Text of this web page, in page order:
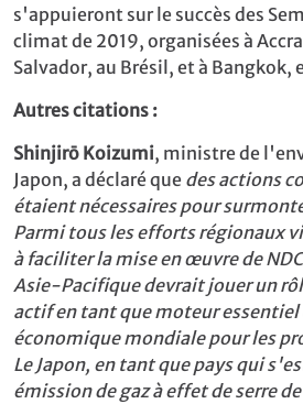
s'appuieront sur le succès des
climat de 2019, organisées à
Salvador, au Brésil, et à Bangkok,
Autres citations :
Shinjirō Koizumi, ministre de
Japon, a déclaré que des actions
étaient nécessaires pour
Parmi tous les efforts régionaux
à faciliter la mise en œuvre de
Asie-Pacifique devrait jouer un
actif en tant que moteur essentiel
économique mondiale pour les
Le Japon, en tant que pays qui
émission de gaz à effet de serre